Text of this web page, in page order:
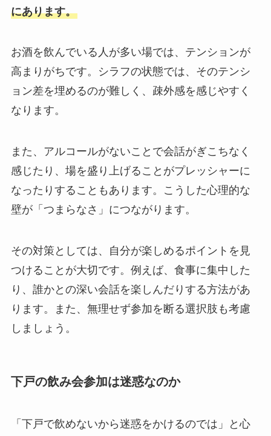
にあります。
お酒を飲んでいる人が多い場では、テンションが
高まりがちです。シラフの状態では、そのテンシ
ョン差を埋めるのが難しく、疎外感を感じやすく
なります。
また、アルコールがないことで会話がぎこちなく
感じたり、場を盛り上げることがプレッシャーに
なったりすることもあります。こうした心理的な
壁が「つまらなさ」につながります。
その対策としては、自分が楽しめるポイントを見
つけることが大切です。例えば、食事に集中した
り、誰かとの深い会話を楽しんだりする方法があ
ります。また、無理せず参加を断る選択肢も考慮
しましょう。
下戸の飲み会参加は迷惑なのか
「下戸で飲めないから迷惑をかけるのでは」と心